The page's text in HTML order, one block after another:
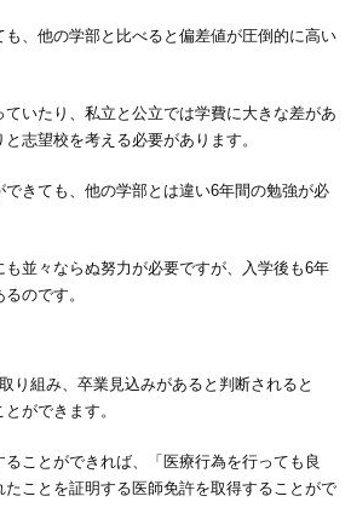
も、他の学部と比べると偏差値が圧倒的に高い
いたり、私立と公立では学費に大きな差があ
志望校を考える必要があります。
できても、他の学部とは違い6年間の勉強が必
並々ならぬ努力が必要ですが、入学後も6年
のです。
り組み、卒業見込みがあると判断されると
ができます。
ことができれば、「医療行為を行っても良
ことを証明する医師免許を取得することがで